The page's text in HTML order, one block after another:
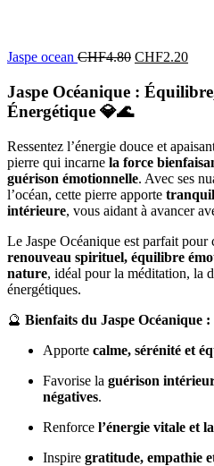
Jaspe ocean CHF4.80 CHF2.20
Jaspe Océanique :
Énergétique 💎🌊
Ressentez l’énergie douce et
pierre qui incarne la force
guérison émotionnelle. Avec ses
l’océan, cette pierre apporte
intérieure, vous aidant à avancer
Le Jaspe Océanique est parfait pour
renouveau spirituel, équilibre
nature, idéal pour la méditation, la
énergétiques.
🔮 Bienfaits du Jaspe Océanique :
Apporte calme, sérénité et
Favorise la guérison
négatives.
Renforce l’énergie vitale et
Inspire gratitude, empathie